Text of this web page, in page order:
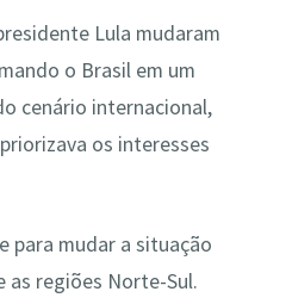
Lula mudaram
o Brasil em um
cenário internacional,
os interesses
para mudar a situação
as regiões Norte-Sul.